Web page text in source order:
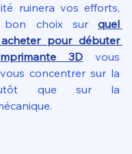
ruinera vos efforts,
bon choix sur quel
pour débuter
3D vous
concentrer sur la
que sur la